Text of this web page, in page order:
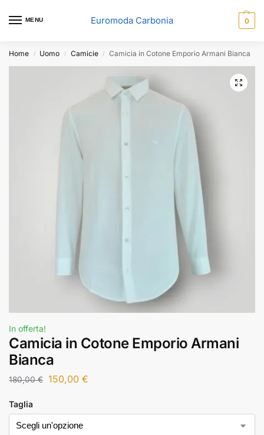
MENU Euromoda Carbonia 0
Home / Uomo / Camicie / Camicia in Cotone Emporio Armani Bianca
In offerta!
Camicia in Cotone Emporio Armani
Bianca
180,00€ 150,00 €
Taglia